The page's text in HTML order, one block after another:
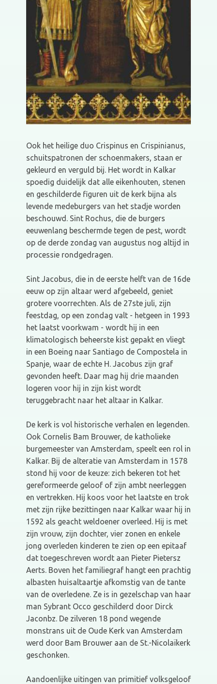
Ook het heilige duo Crispinus en Crispinianus,
schuitspatronen der schoenmakers, staan er
gekleurd en verguld bij. Het wordt in Kalkar
spoedig duidelijk dat alle eikenhouten, stenen
en geschilderde figuren uit de kerk bijna als
levende medeburgers van het stadje worden
beschouwd. Sint Rochus, die de burgers
eeuwenlang beschermde tegen de pest, wordt
op de derde zondag van augustus nog altijd in
processie rondgedragen.
Sint Jacobus, die in de eerste helft van de 16de
eeuw op zijn altaar werd afgebeeld, geniet
grotere voorrechten. Als de 27ste juli, zijn
feestdag, op een zondag valt - hetgeen in 1993
het laatst voorkwam - wordt hij in een
klimatologisch beheerste kist gepakt en vliegt
in een Boeing naar Santiago de Compostela in
Spanje, waar de echte H. Jacobus zijn graf
gevonden heeft. Daar mag hij drie maanden
logeren voor hij in zijn kist wordt
teruggebracht naar het altaar in Kalkar.
De kerk is vol historische verhalen en legenden.
Ook Cornelis Bam Brouwer, de katholieke
burgemeester van Amsterdam, speelt een rol in
Kalkar. Bij de alteratie van Amsterdam in 1578
stond hij voor de keuze: zich bekeren tot het
gereformeerde geloof of zijn ambt neerleggen
en vertrekken. Hij koos voor het laatste en trok
met zijn rijke bezittingen naar Kalkar waar hij in
1592 als geacht weldoener overleed. Hij is met
zijn vrouw, zijn dochter, vier zonen en enkele
jong overleden kinderen te zien op een epitaaf
dat toegeschreven wordt aan Pieter Pietersz
Aerts. Boven het familiegraf hangt een prachtig
albasten huisaltaartje afkomstig van de tante
van de overledene. Ze is in gezelschap van haar
man Sybrant Occo geschilderd door Dirck
Jaconbz. De zilveren 18 pond wegende
monstrans uit de Oude Kerk van Amsterdam
werd door Bam Brouwer aan de St.-Nicolaïkerk
geschonken.
Aandoenlijke uitingen van primitief volksgeloof